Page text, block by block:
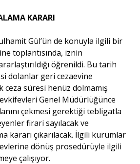
Portre
Yazarlar
Eğitim
Dosya Haber
KARARI
Gül’ün de konuyla ilgili bir
toplantısında, iznin
öğrenildi. Bu tarih
dolanlar geri cezaevine
ceza süresi henüz dolmamış
Genel Müdürlüğünce
çekmesi gerektiği tebligatla
firari sayılacak ve
kararı çıkarılacak. İlgili kurumlar
dönüş prosedürüyle ilgili
çalışıyor.